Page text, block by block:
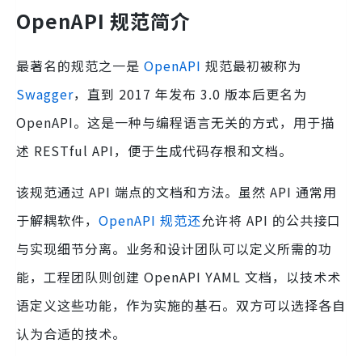
OpenAPI 规范简介
最著名的规范之一是 OpenAPI 规范最初被称为
Swagger，直到 2017 年发布 3.0 版本后更名为
OpenAPI。这是一种与编程语言无关的方式，用于描
述 RESTful API，便于生成代码存根和文档。
该规范通过 API 端点的文档和方法。虽然 API 通常用
于解耦软件， OpenAPI 规范还允许将 API 的公共接口
与实现细节分离。业务和设计团队可以定义所需的功
能，工程团队则创建 OpenAPI YAML 文档，以技术术
语定义这些功能，作为实施的基石。双方可以选择各自
认为合适的技术。